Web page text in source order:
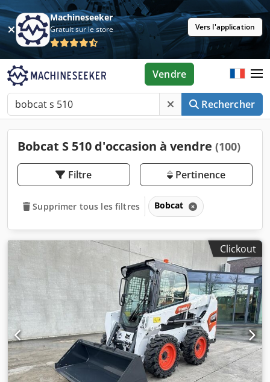
Machineseeker
Gratuit sur le store Vers l'application
Rechercher
Vendre
Bobcat S 510 d'occasion à vendre (100)
Filtre Pertinence
Supprimer tous les filtres Bobcat
Clickout